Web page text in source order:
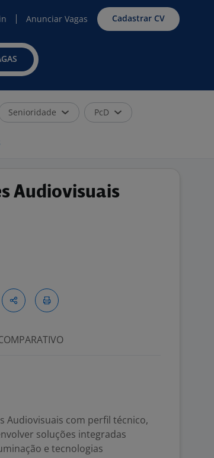
Anunciar Vagas Cadastrar CV
Senioridade PcD
Audiovisuais
Audiovisuais com perfil técnico,
soluções integradas
e tecnologias